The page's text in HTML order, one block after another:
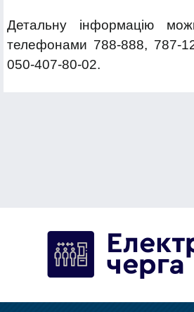
Детальну інформацію
телефонами 788-888, 787-
050-407-80-02.